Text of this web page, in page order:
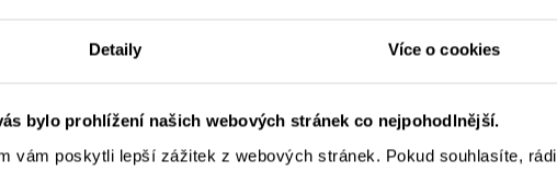
Detaily Více o cookies
bylo prohlížení našich webových stránek co nejpohodlnější.
vám poskytli lepší zážitek z webových stránek. Pokud souhlasíte, rádi